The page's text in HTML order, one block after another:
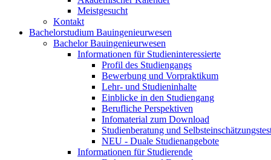
Meistgesucht
Kontakt
Bachelorstudium Bauingenieurwesen
Bachelor Bauingenieurwesen
Informationen für Studieninteressierte
Profil des Studiengangs
Bewerbung und Vorpraktikum
Lehr- und Studieninhalte
Einblicke in den Studiengang
Berufliche Perspektiven
Infomaterial zum Download
Studienberatung und
NEU - Duale Studienangebote
Informationen für Studierende